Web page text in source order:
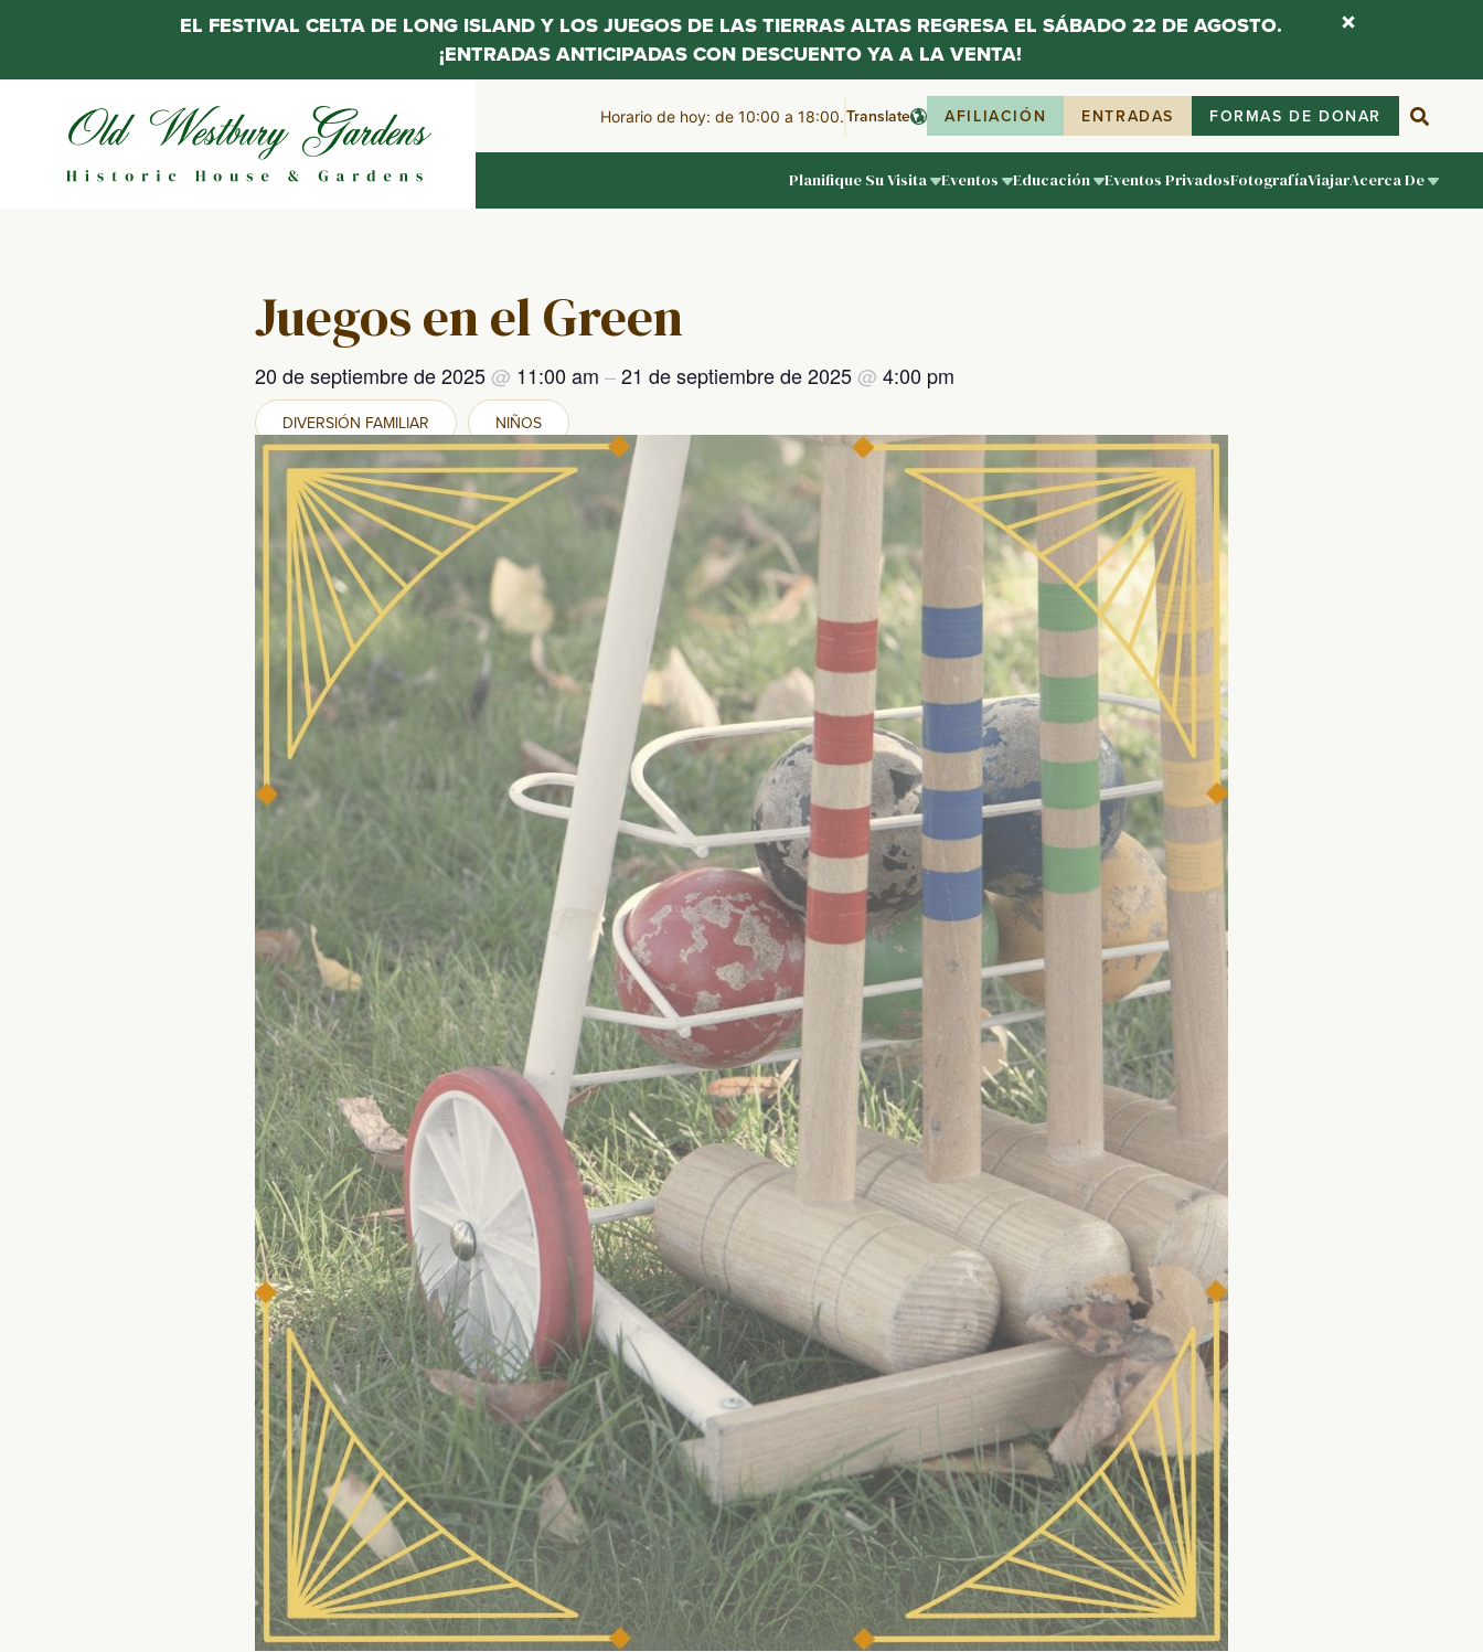
contenido
Horario de hoy: de 10:00 a 18:00.Translate AFILIACIÓN ENTRADAS FORMAS DE DONAR
Planifique Su Visita Eventos Educación Eventos PrivadosFotografíaViajarAcerca De
Juegos en el Green
20 de septiembre de 2025@ 11:00 am –21 de septiembre de 2025@ 4:00 pm
DIVERSIÓN FAMILIAR NIÑOS
EL FESTIVAL CELTA DE LONG ISLAND Y LOS JUEGOS DE LAS TIERRAS ALTAS REGRESA EL SÁBADO 22 DE AGOSTO.
¡ENTRADAS ANTICIPADAS CON DESCUENTO YA A LA VENTA!